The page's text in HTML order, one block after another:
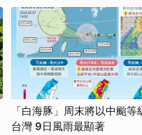
「白海豚」周末將以中颱等
台灣 9日風雨最顯著